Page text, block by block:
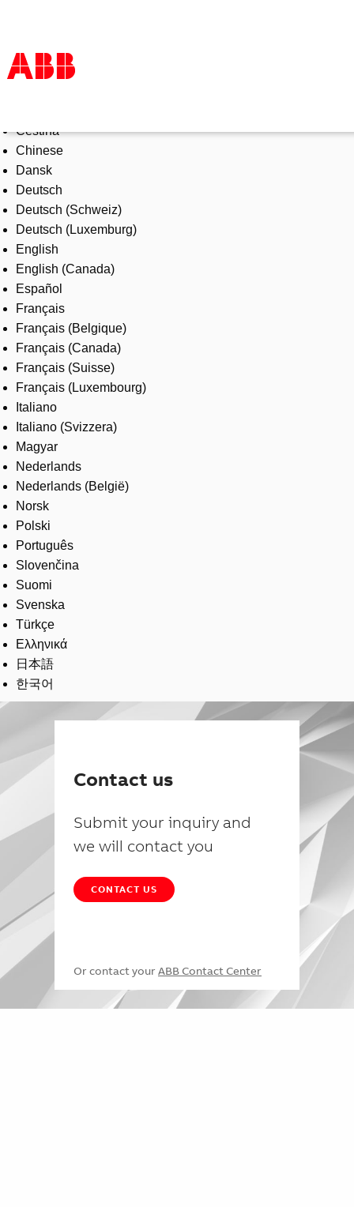
Products & Solutions
Industries
Services
About us
Where to buy
Contact us
Careers
Čeština
Chinese
Dansk
Deutsch
Deutsch (Schweiz)
Deutsch (Luxemburg)
English
English (Canada)
Español
Français
Français (Belgique)
Français (Canada)
Français (Suisse)
Français (Luxembourg)
Italiano
Italiano (Svizzera)
Magyar
Nederlands
Nederlands (België)
Norsk
Polski
Português
Slovenčina
Suomi
Svenska
Türkçe
Ελληνικά
日本語
한국어
Contact us
Submit your inquiry and
we will contact you
CONTACT US
Or contact your ABB Contact Center